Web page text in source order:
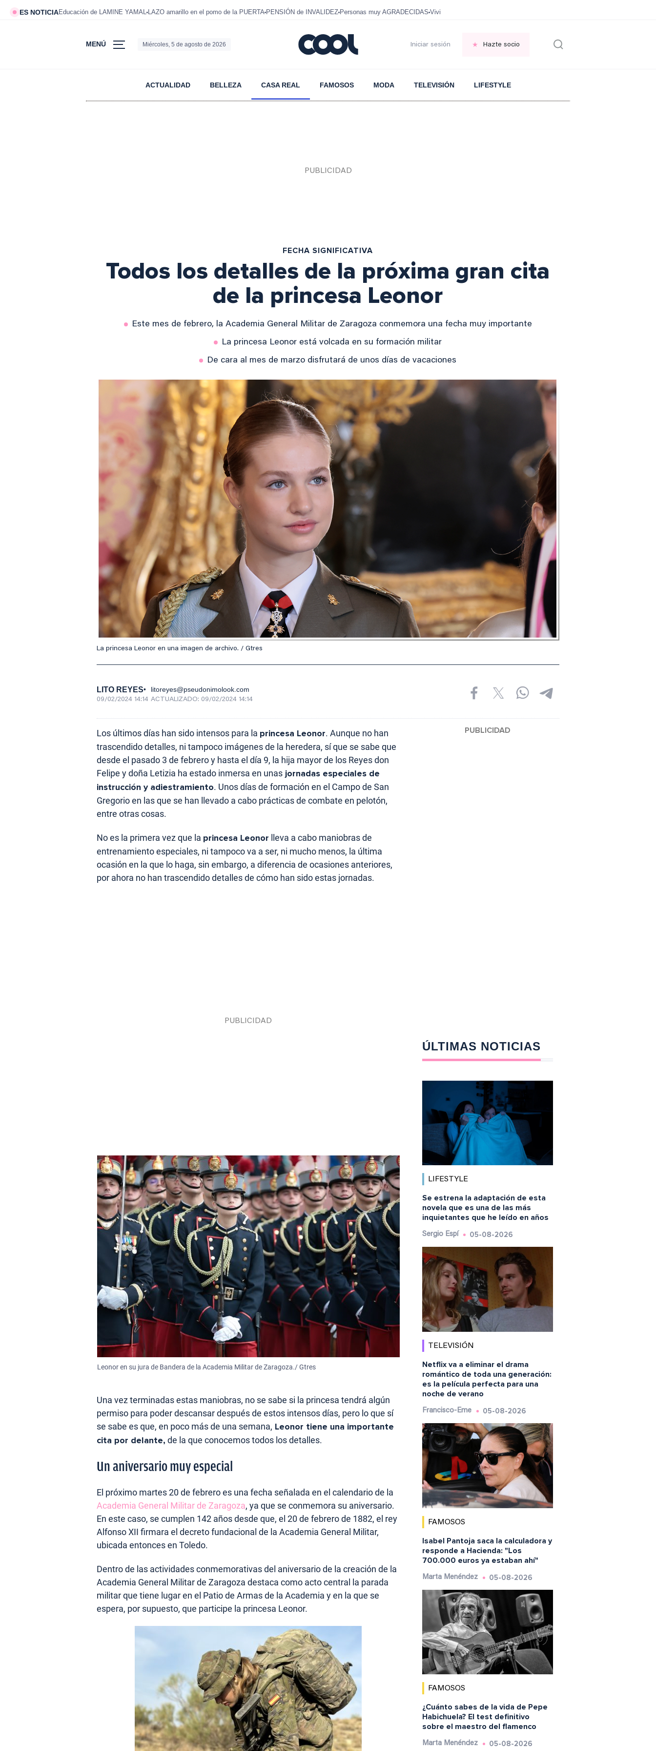
ES NOTICIAEducación de LAMINE YAMAL LAZO amarillo en el pomo de la PUERTA PENSIÓN de INVALIDEZ Personas muy AGRADECIDAS Vivir GRATIS en una ISLA en GRECIA
MENÚ Miércoles, 5 de agosto de 2026 Iniciar sesión Hazte socio
ACTUALIDAD BELLEZA CASA REAL FAMOSOS MODA TELEVISIÓN LIFESTYLE
FECHA SIGNIFICATIVA
Todos los detalles de la próxima gran cita
de la princesa Leonor
Este mes de febrero, la Academia General Militar de Zaragoza conmemora una fecha muy importante
La princesa Leonor está volcada en su formación militar
De cara al mes de marzo disfrutará de unos días de vacaciones
La princesa Leonor en una imagen de archivo. / Gtres
LITO REYES litoreyes@pseudonimolook.com
09/02/2024 14:14 ACTUALIZADO: 09/02/2024 14:14
Los últimos días han sido intensos para la princesa Leonor. Aunque no han
trascendido detalles, ni tampoco imágenes de la heredera, sí que se sabe que
desde el pasado 3 de febrero y hasta el día 9, la hija mayor de los Reyes don
Felipe y doña Letizia ha estado inmersa en unas jornadas especiales de
instrucción y adiestramiento. Unos días de formación en el Campo de San
Gregorio en las que se han llevado a cabo prácticas de combate en pelotón,
entre otras cosas.
No es la primera vez que la princesa Leonor lleva a cabo maniobras de
entrenamiento especiales, ni tampoco va a ser, ni mucho menos, la última
ocasión en la que lo haga, sin embargo, a diferencia de ocasiones anteriores,
por ahora no han trascendido detalles de cómo han sido estas jornadas.
Leonor en su jura de Bandera de la Academia Militar de Zaragoza./ Gtres
Una vez terminadas estas maniobras, no se sabe si la princesa tendrá algún
permiso para poder descansar después de estos intensos días, pero lo que sí
se sabe es que, en poco más de una semana, Leonor tiene una importante
cita por delante, de la que conocemos todos los detalles.
Un aniversario muy especial
El próximo martes 20 de febrero es una fecha señalada en el calendario de la
Academia General Militar de Zaragoza, ya que se conmemora su aniversario.
En este caso, se cumplen 142 años desde que, el 20 de febrero de 1882, el rey
Alfonso XII firmara el decreto fundacional de la Academia General Militar,
ubicada entonces en Toledo.
Dentro de las actividades conmemorativas del aniversario de la creación de la
Academia General Militar de Zaragoza destaca como acto central la parada
militar que tiene lugar en el Patio de Armas de la Academia y en la que se
espera, por supuesto, que participe la princesa Leonor.
ÚLTIMAS NOTICIAS
LIFESTYLE
Se estrena la adaptación de esta
novela que es una de las más
inquietantes que he leído en años
Sergio Espí 05-08-2026
TELEVISIÓN
Netflix va a eliminar el drama
romántico de toda una generación:
es la película perfecta para una
noche de verano
Francisco-Eme 05-08-2026
FAMOSOS
Isabel Pantoja saca la calculadora y
responde a Hacienda: "Los
700.000 euros ya estaban ahí"
Marta Menéndez 05-08-2026
FAMOSOS
¿Cuánto sabes de la vida de Pepe
Habichuela? El test definitivo
sobre el maestro del flamenco
Marta Menéndez 05-08-2026